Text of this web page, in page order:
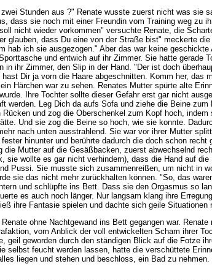
Stunden aus ?" Renate wusste zuerst nicht was sie
dass sie noch mit einer Freundin vom Training weg zu
nicht wieder vorkommen" versuchte Renate, die
glauben, dass Du eine von der Straße bist" meckerte
ich sie ausgezogen." Aber das war keine
und entwich auf ihr Zimmer. Sie hatte
ihr Zimmer, den Slip in der Hand. "Der ist doch
Dir ja vorn die Haare abgeschnitten. Komm her, das
Härchen war zu sehen. Renates Mutter spürte alte
Ihre Tochter sollte dieser Gefahr erst gar nicht
Leg Dich da aufs Sofa und ziehe die Beine
und zog die Oberschenkel zum Kopf hoch,
Und sie zog die Beine so hoch, wie sie konnte.
nach unten ausstrahlend. Sie war vor ihrer Mutter
hinunter und berührte dadurch die doch schon
Mutter auf die Gesäßbacken, zuerst abwechselnd
wollte es gar nicht verhindern), dass die Hand auf
Pussi. Sie musste sich zusammenreißen, um nicht in
sie das nicht mehr zurückhalten können. "So, das
und schlüpfte ins Bett. Dass sie den Orgasmus so
es auch noch länger. Nur langsam klang ihre
ihre Fantasie spielen und dachte sich geile
ohne Nachtgewand ins Bett gegangen war.
vom Anblick der voll entwickelten Scham ihrer
geworden durch den ständigen Blick auf die Fotze
feucht werden lassen, hatte die verschüttete
liegen und stehen und beschloss, ein Bad zu